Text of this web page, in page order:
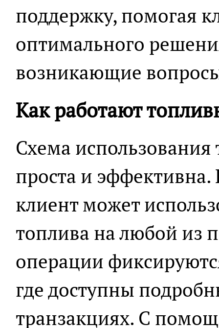
поддержку, помогая
оптимального
возникающие
Как работают
Схема
проста и эффективна.
клиент может
топлива на любой из
операции
где доступны
транзакциях. С